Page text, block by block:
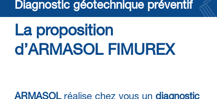
Diagnostic géotechnique préventif
La proposition
d’ARMASOL FIMUREX